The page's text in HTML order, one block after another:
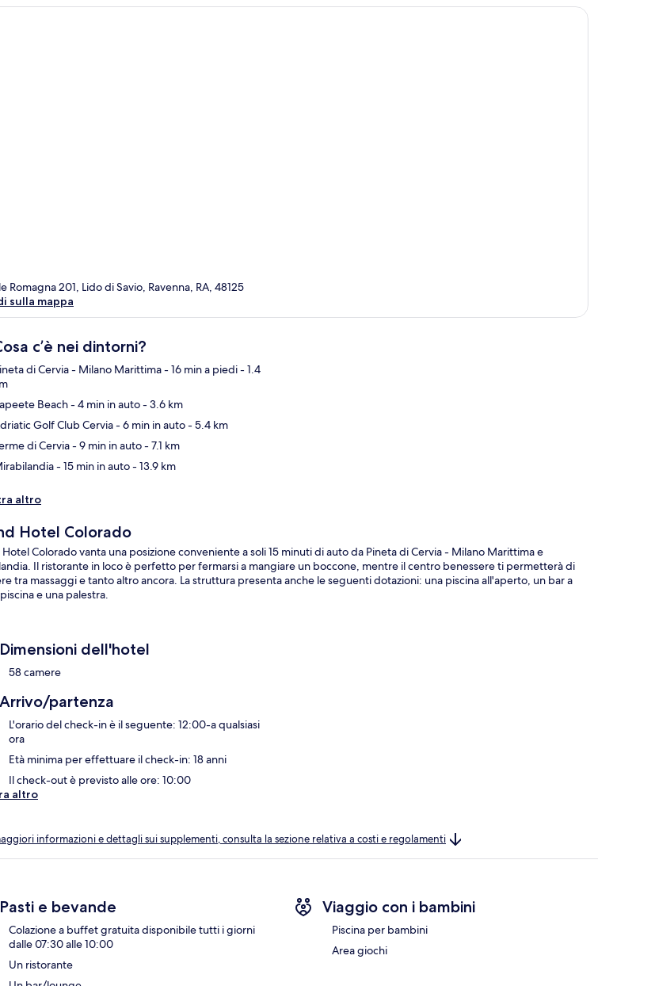
Romagna 201, Lido di Savio, Ravenna, RA, 48125
sulla mappa
c’è nei dintorni?
di Cervia - Milano Marittima- 16 min a piedi- 1.4
Beach- 4 min in auto- 3.6 km
Golf Club Cervia- 6 min in auto- 5.4 km
di Cervia- 9 min in auto- 7.1 km
- 15 min in auto- 13.9 km
altro
Hotel Colorado
Colorado vanta una posizione conveniente a soli 15 minuti di auto da Pineta di Cervia - Milano Marittima e
Il ristorante in loco è perfetto per fermarsi a mangiare un boccone, mentre il centro benessere ti permetterà di
tra massaggi e tanto altro ancora. La struttura presenta anche le seguenti dotazioni: una piscina all'aperto, un bar a
e una palestra.
Dimensioni dell'hotel
58 camere
Arrivo/partenza
L'orario del check-in è il seguente: 12:00-a qualsiasi
ora
Età minima per effettuare il check-in: 18 anni
Il check-out è previsto alle ore: 10:00
altro
informazioni e dettagli sui supplementi, consulta la sezione relativa a costi e regolamenti
Pasti e bevande
Colazione a buffet gratuita disponibile tutti i giorni
dalle 07:30 alle 10:00
Un ristorante
Viaggio con i bambini
Piscina per bambini
Area giochi